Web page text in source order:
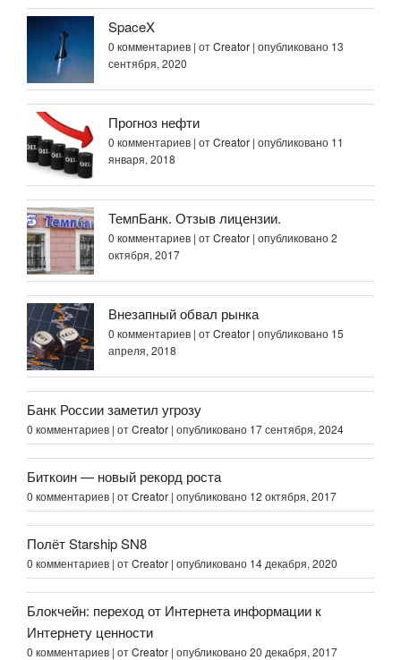
SpaceX
0 комментариев | отCreator | опубликовано 13
сентября, 2020
Прогноз нефти
0 комментариев | отCreator | опубликовано 11
января, 2018
ТемпБанк. Отзыв лицензии.
0 комментариев | отCreator | опубликовано 2
октября, 2017
Внезапный обвал рынка
0 комментариев | отCreator | опубликовано 15
апреля, 2018
Банк России заметил угрозу
0 комментариев | отCreator | опубликовано 17 сентября, 2024
Биткоин — новый рекорд роста
0 комментариев | отCreator | опубликовано 12 октября, 2017
Полёт Starship SN8
0 комментариев | отCreator | опубликовано 14 декабря, 2020
Блокчейн: переход от Интернета информации к
Интернету ценности
0 комментариев | отCreator | опубликовано 20 декабря, 2017